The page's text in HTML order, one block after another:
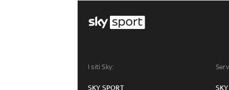
I siti Sky:
SKY SPORT